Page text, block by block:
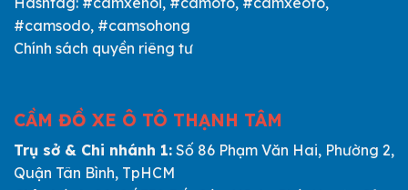
#camsodo, #camsohong
Chính sách quyền riêng tư
CẦM ĐỒ XE Ô TÔ THẠNH TÂM
Trụ sở & Chi nhánh 1: Số 86 Phạm Văn Hai, Phường 2,
Quận Tân Bình, TpHCM